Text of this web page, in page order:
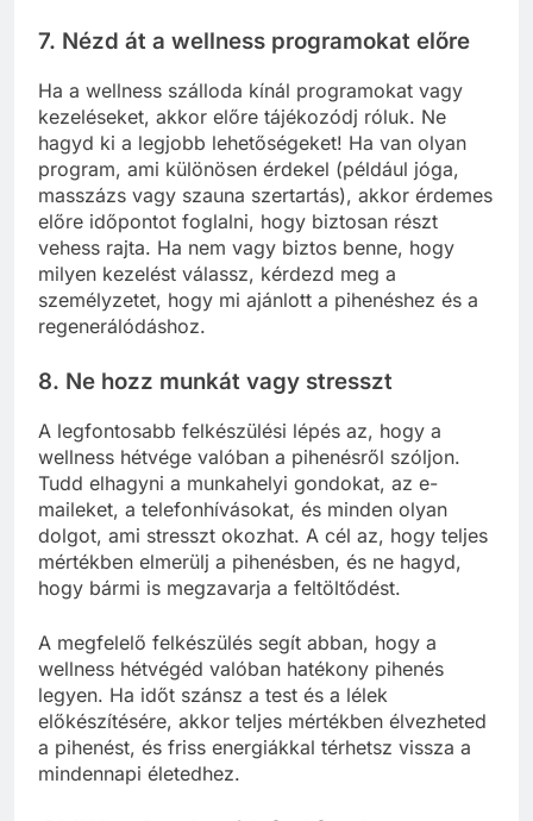
7. Nézd át a wellness programokat előre
Ha a wellness szálloda kínál programokat vagy
kezeléseket, akkor előre tájékozódj róluk. Ne
hagyd ki a legjobb lehetőségeket! Ha van olyan
program, ami különösen érdekel (például jóga,
masszázs vagy szauna szertartás), akkor érdemes
előre időpontot foglalni, hogy biztosan részt
vehess rajta. Ha nem vagy biztos benne, hogy
milyen kezelést válassz, kérdezd meg a
személyzetet, hogy mi ajánlott a pihenéshez és a
regenerálódáshoz.
8. Ne hozz munkát vagy stresszt
A legfontosabb felkészülési lépés az, hogy a
wellness hétvége valóban a pihenésről szóljon.
Tudd elhagyni a munkahelyi gondokat, az e-
maileket, a telefonhívásokat, és minden olyan
dolgot, ami stresszt okozhat. A cél az, hogy teljes
mértékben elmerülj a pihenésben, és ne hagyd,
hogy bármi is megzavarja a feltöltődést.
A megfelelő felkészülés segít abban, hogy a
wellness hétvégéd valóban hatékony pihenés
legyen. Ha időt szánsz a test és a lélek
előkészítésére, akkor teljes mértékben élvezheted
a pihenést, és friss energiákkal térhetsz vissza a
mindennapi életedhez.